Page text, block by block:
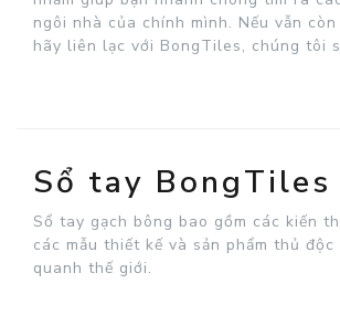
ngôi nhà của chính mình. Nếu vẫn còn
hãy liên lạc với BongTiles, chúng tôi
Sổ tay BongTiles
Sổ tay gạch bông bao gồm các kiến
các mẫu thiết kế và sản phẩm thủ độc
quanh thế giới.